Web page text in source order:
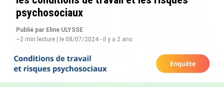
psychosociaux
Publié par Eline ULYSSE
~2 min lecture | le 08/07/2024 - il y a 2 ans